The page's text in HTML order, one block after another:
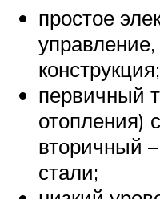
простое
конструкция;
первичный
отопления)
вторичный
стали;